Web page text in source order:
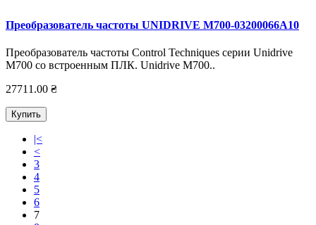
Преобразователь частоты UNIDRIVE M700-03200066А10
Преобразователь частоты Control Techniques серии Unidrive
M700 со встроенным ПЛК. Unidrive M700..
27711.00 ₴
Купить
|<
<
3
4
5
6
7